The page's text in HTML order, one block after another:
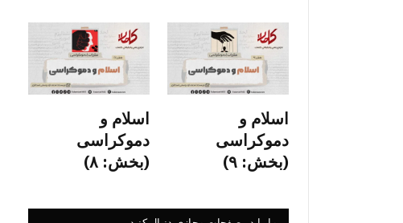
اسلام و
دموکراسی
(بخش: ۹)
اسلام و
دموکراسی
(بخش: ۸)